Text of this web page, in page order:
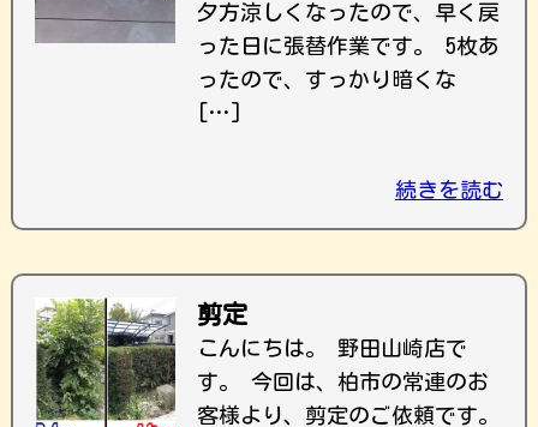
夕方涼しくなったので、早く戻
った日に張替作業です。 5枚あ
ったので、すっかり暗くな
[…]
続きを読む
剪定
こんにちは。 野田山崎店で
す。 今回は、柏市の常連のお
客様より、剪定のご依頼です。